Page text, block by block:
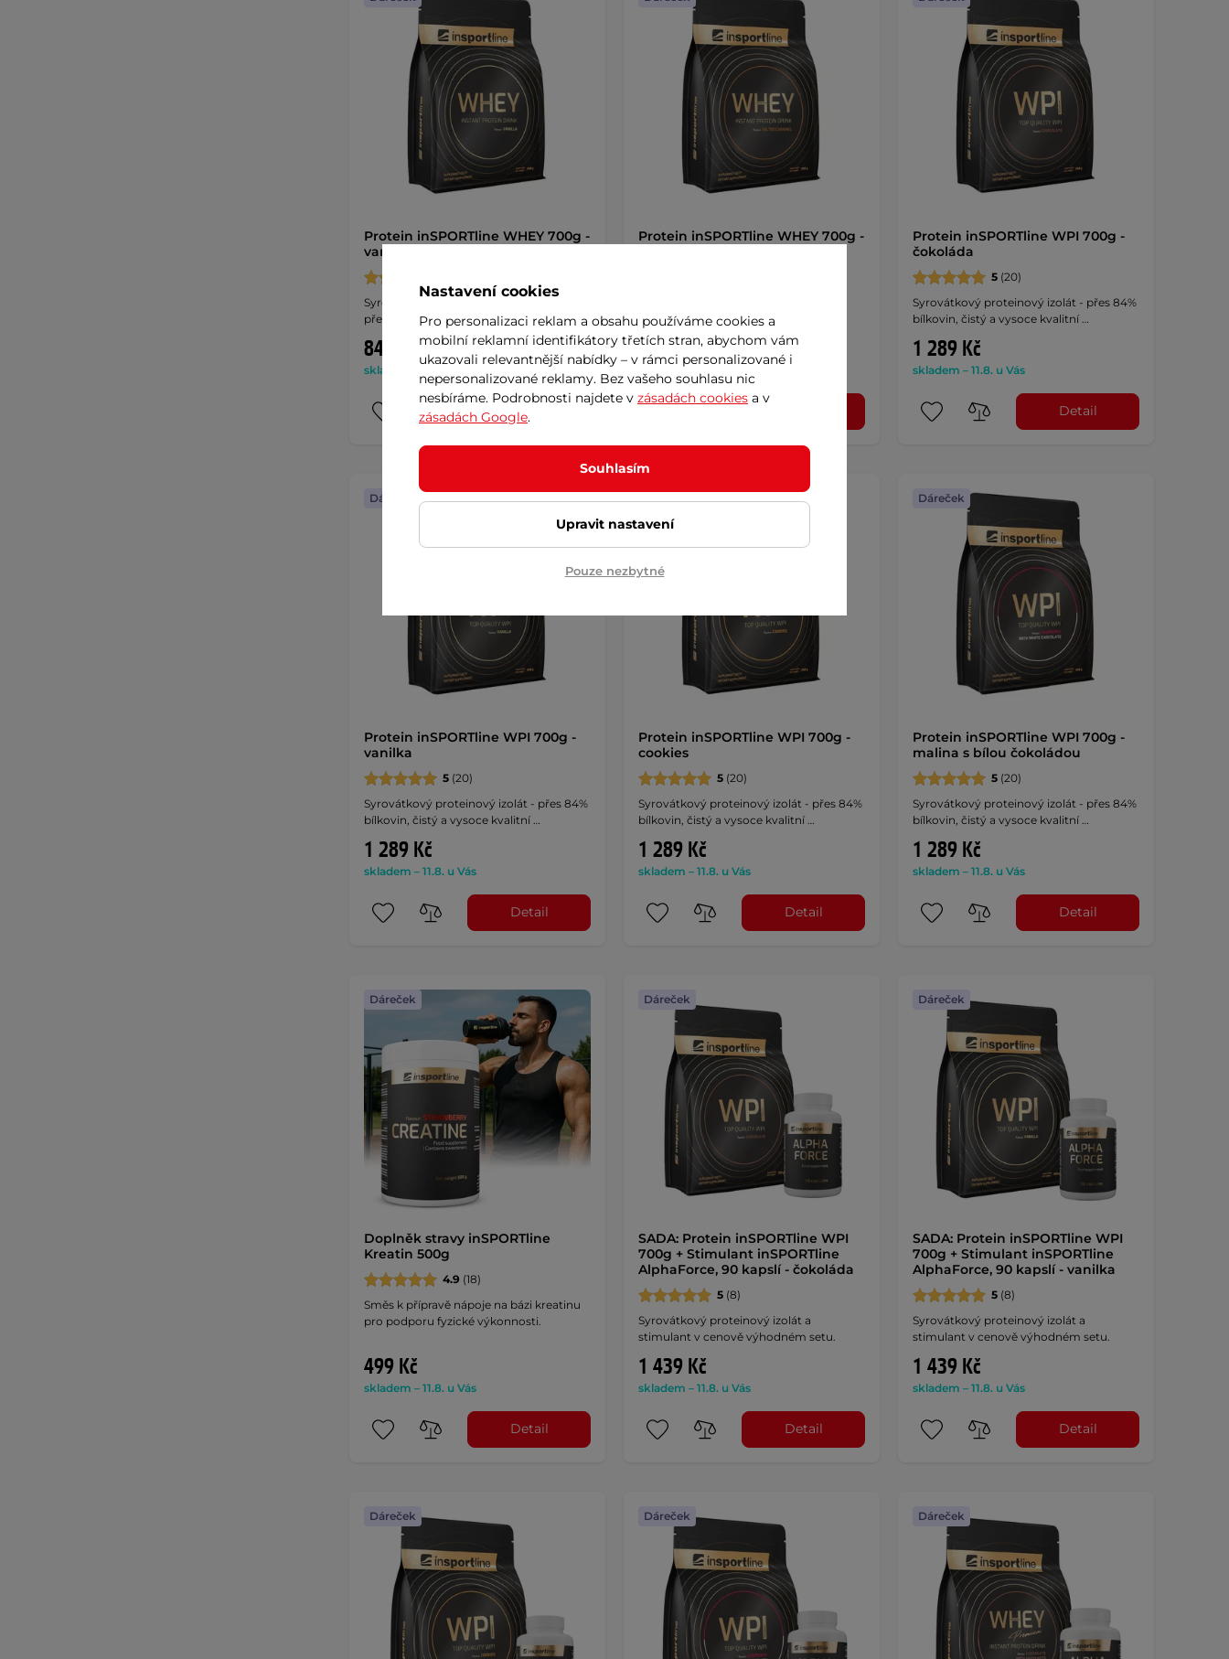
Protein inSPORTline WHEY 700g -
vanilka
Syrovátkový proteinový koncentrát -
přes 77% bílkovin, čistý a vysoce …
849 Kč
skladem – 11.8. u Vás
Detail
Protein inSPORTline WHEY 700g -
přes 77% bílkovin, čistý a vysoce …
849 Kč
skladem – 11.8. u Vás
Protein inSPORTline WPI 700g -
čokoláda
5(20)
Syrovátkový proteinový izolát - přes 84%
bílkovin, čistý a vysoce kvalitní …
1 289 Kč
skladem – 11.8. u Vás
Detail
Dáreček
Protein inSPORTline WPI 700g -
vanilka
5 (20)
Syrovátkový proteinový izolát - přes 84%
bílkovin, čistý a vysoce kvalitní …
1 289 Kč
skladem – 11.8. u Vás
Detail
Protein inSPORTline WPI 700g -
cookies
5(20)
Syrovátkový proteinový izolát - přes 84%
bílkovin, čistý a vysoce kvalitní …
1 289 Kč
skladem – 11.8. u Vás
Detail
Dáreček
Protein inSPORTline WPI 700g -
malina s bílou čokoládou
5(20)
Syrovátkový proteinový izolát - přes 84%
bílkovin, čistý a vysoce kvalitní …
1 289 Kč
skladem – 11.8. u Vás
Detail
Dáreček
Doplněk stravy inSPORTline
Kreatin 500g
4.9 (18)
Směs k přípravě nápoje na bázi kreatinu
pro podporu fyzické výkonnosti.
499 Kč
skladem – 11.8. u Vás
Detail
Dáreček
SADA: Protein inSPORTline WPI
700g + Stimulant inSPORTline
AlphaForce, 90 kapslí - čokoláda
5(8)
Syrovátkový proteinový izolát a
stimulant v cenově výhodném setu.
1 439 Kč
skladem – 11.8. u Vás
Detail
Dáreček
SADA: Protein inSPORTline WPI
700g + Stimulant inSPORTline
AlphaForce, 90 kapslí - vanilka
5(8)
Syrovátkový proteinový izolát a
stimulant v cenově výhodném setu.
1 439 Kč
skladem – 11.8. u Vás
Detail
Dáreček Dáreček Dáreček
Nastavení cookies
Pro personalizaci reklam a obsahu používáme cookies a
mobilní reklamní identifikátory třetích stran, abychom vám
ukazovali relevantnější nabídky – v rámci personalizované i
nepersonalizované reklamy. Bez vašeho souhlasu nic
nesbíráme. Podrobnosti najdete v zásadách cookies a v
zásadách Google.
Souhlasím
Upravit nastavení
Pouze nezbytné